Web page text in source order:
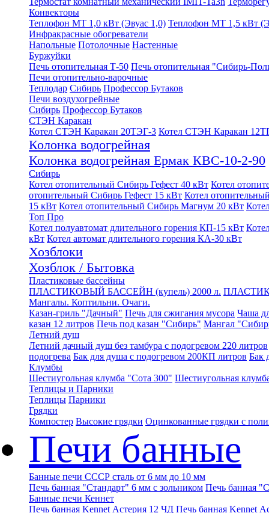
Конвекторы
Теплофон МТ 1,0 кВт (Эвуас 1,0) Теплофон МТ 1,5 кВт
Инфракрасные обогреватели
Напольные Потолочные Настенные
Буржуйки
Печь отопительная Т-50 Печь отопительная "Сибирь-
Печи отопительно-варочные
Теплодар Сибирь Профессор Бутаков
Печи воздухогрейные
Сибирь Профессор Бутаков
СТЭН Каракан
Котел СТЭН Каракан 20ТЭГ-3 Котел СТЭН Каракан
Колонка водогрейная
Колонка водогрейная Ермак КВС-10-2-90
Сибирь
Котел отопительный Сибирь Гефест 40 кВт Котел
отопительный Сибирь Гефест 15 кВт Котел
15 кВт Котел отопительный Сибирь Магнум 20 кВт
Топ Про
Котел полуавтомат длительного горения КП-15 кВт
кВт Котел автомат длительного горения КА-30 кВт
Хозблоки
Хозблок / Бытовка
Пластиковые бассейны
ПЛАСТИКОВЫЙ БАССЕЙН (купель) 2000 л.
Мангалы. Коптильни. Очаги.
Казан-гриль "Дачный" Печь для сжигания мусора Чаша
казан 12 литров Печь под казан "Сибирь" Мангал
Летний душ
Летний дачный душ без тамбура с подогревом 220 литров
подогрева Бак для душа с подогревом 200КП литров Бак
Клумбы
Шестиугольная клумба "Сота 300" Шестиугольная
Теплицы и Парники
Теплицы Парники
Грядки
Компостер Высокие грядки Оцинкованные грядки с
Печи банные
Банные печи СССР сталь от 6 мм до 10 мм
Печь банная "Стандарт" 6 мм с зольником Печь банная
Банные печи Кеннет
Печь банная Kennet Астерия 12 ЧД Печь банная Kennet